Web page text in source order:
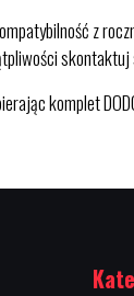
z
skontaktuj